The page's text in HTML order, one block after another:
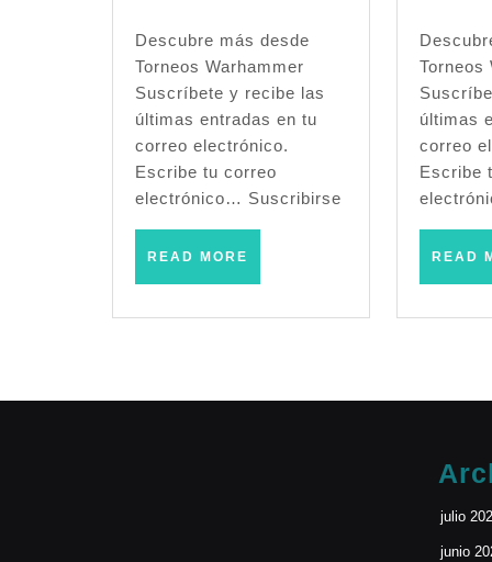
Warhammer
Fantasy
(Tafalla
–
Diciembre
2005)
Descubre más desde
Torneos Warhammer
Suscríbete y recibe las
últimas entradas en tu
correo electrónico.
Escribe tu correo
electrónico… Suscribirse
READ MORE
Descubre más desde
Torneos
últimas
correo
Escribe
READ
julio
junio